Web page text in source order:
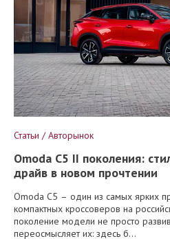
Статьи / Авторынок
Omoda C5 II поколения:
драйв в новом прочтении
Omoda C5 – один из самых ярких
компактных кроссоверов на
поколение модели не просто
переосмысляет их: здесь б...